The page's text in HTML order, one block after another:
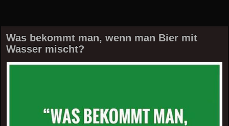
Was bekommt man, wenn man Bier mit
Wasser mischt?